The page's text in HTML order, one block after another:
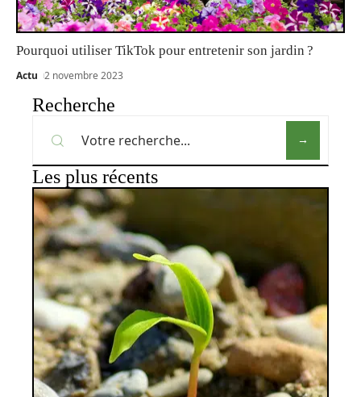
Pourquoi utiliser TikTok pour entretenir son jardin ?
Actu 2 novembre 2023
Recherche
Les plus récents